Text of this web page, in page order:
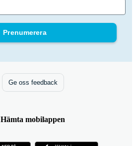
Prenumerera
Ge oss feedback
Hämta mobilappen